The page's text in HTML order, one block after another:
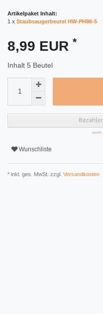
Artikelpaket Inhalt:
1 x Staubsaugerbeutel HW-PH86-5
8,99 EUR *
Inhalt 5 Beutel
Wunschliste
* inkl. ges. MwSt. zzgl. Versandkosten